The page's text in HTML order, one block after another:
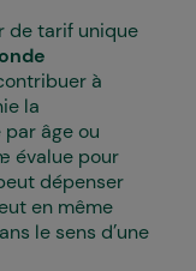
de tarif unique
à
la
âge ou
évalue pour
dépenser
en même
le sens d’une